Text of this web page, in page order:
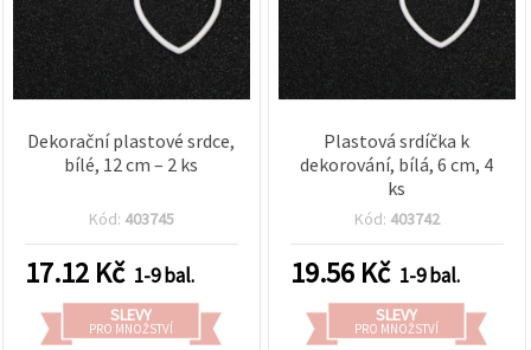
Dekorační plastové srdce,
bílé, 12 cm – 2 ks
Kód: 403745
17.12 Kč 1-9 bal.
SLEVY
PRO MNOŽSTVÍ
Plastová srdíčka k
dekorování, bílá, 6 cm, 4
ks
Kód: 403742
19.56 Kč 1-9 bal.
SLEVY
PRO MNOŽSTVÍ